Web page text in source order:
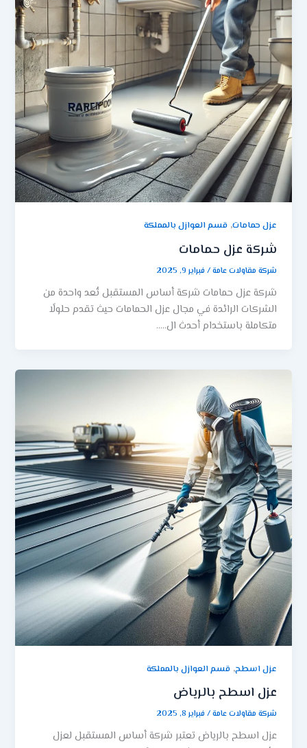
عزل حمامات,قسم العوازل بالمملكة
شركة عزل حمامات
شركة مقاولات عامة/ فبراير 9, 2025
شركة عزل حمامات شركة أساس المستقبل تُعد واحدة من
الشركات الرائدة في مجال عزل الحمامات حيث تقدم حلولًا
متكاملة باستخدام أحدث ال…..
عزل اسطح,قسم العوازل بالمملكة
عزل اسطح بالرياض
شركة مقاولات عامة/ فبراير 8, 2025
عزل اسطح بالرياض تعتبر شركة أساس المستقبل لعزل